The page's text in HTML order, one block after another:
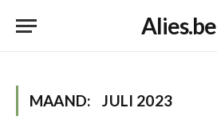
Alies.be
MAAND: JULI 2023